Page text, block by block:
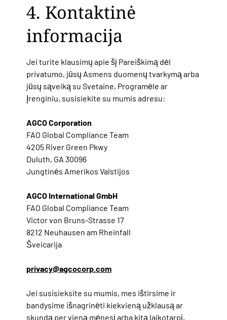
4. Kontaktinė
informacija
Jei turite klausimų apie šį Pareiškimą dėl
privatumo, jūsų Asmens duomenų tvarkymą arba
jūsų sąveiką su Svetaine, Programėle ar
Įrenginiu, susisiekite su mumis adresu:
AGCO Corporation
FAO Global Compliance Team
4205 River Green Pkwy
Duluth, GA 30096
Jungtinės Amerikos Valstijos
AGCO International GmbH
FAO Global Compliance Team
Victor von Bruns-Strasse 17
8212 Neuhausen am Rheinfall
Šveicarija
privacy@agcocorp.com
Jei susisieksite su mumis, mes ištirsime ir
bandysime išnagrinėti kiekvieną užklausą ar
skundą per vieną mėnesį arba kitą laikotarpį,